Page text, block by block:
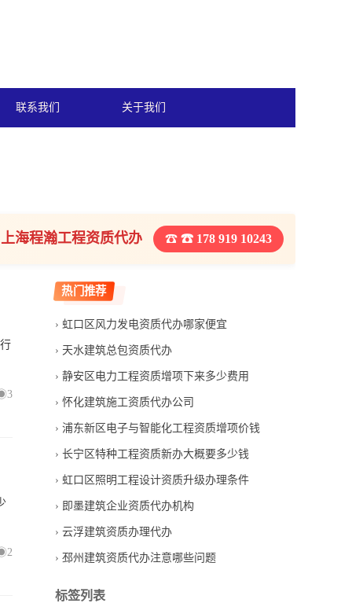
联系我们 关于我们
上海程瀚工程资质代办 ☎ 178 919 10243
3
2
热门推荐
虹口区风力发电资质代办哪家便宜
天水建筑总包资质代办
静安区电力工程资质增项下来多少费用
怀化建筑施工资质代办公司
浦东新区电子与智能化工程资质增项价钱
长宁区特种工程资质新办大概要多少钱
虹口区照明工程设计资质升级办理条件
即墨建筑企业资质代办机构
云浮建筑资质办理代办
邳州建筑资质代办注意哪些问题
标签列表